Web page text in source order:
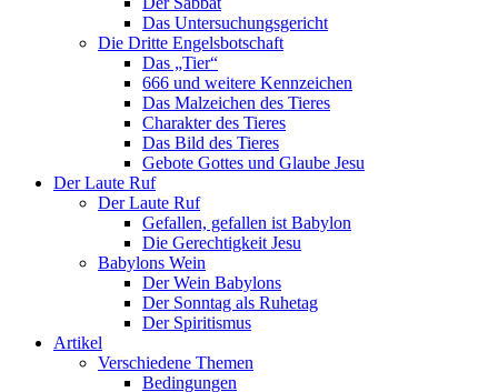
Das Untersuchungsgericht
Die Dritte Engelsbotschaft
Das „Tier“
666 und weitere Kennzeichen
Das Malzeichen des Tieres
Charakter des Tieres
Das Bild des Tieres
Gebote Gottes und Glaube Jesu
Der Laute Ruf
Der Laute Ruf
Gefallen, gefallen ist Babylon
Die Gerechtigkeit Jesu
Babylons Wein
Der Wein Babylons
Der Sonntag als Ruhetag
Der Spiritismus
Artikel
Verschiedene Themen
Bedingungen